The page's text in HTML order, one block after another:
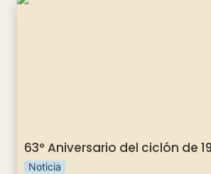
63° Aniversario del ciclón de
Noticia